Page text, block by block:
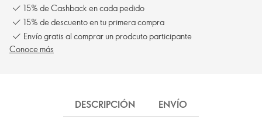
15% de Cashback en cada pedido
15% de descuento en tu primera compra
Envío gratis al comprar un prodcuto participante
Conoce más
DESCRIPCIÓN ENVÍO